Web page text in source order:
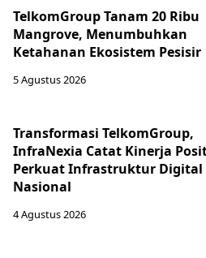
TelkomGroup Tanam 20 Ribu
Mangrove, Menumbuhkan
Ketahanan Ekosistem Pesisir
5 Agustus 2026
Transformasi TelkomGroup,
InfraNexia Catat Kinerja
Perkuat Infrastruktur Digital
Nasional
4 Agustus 2026